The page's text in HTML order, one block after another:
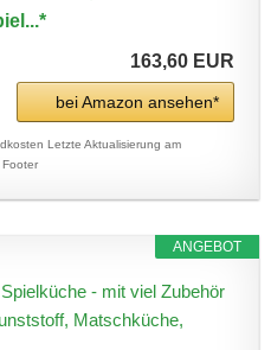
163,60 EUR
bei Amazon ansehen*
Letzte Aktualisierung am
ANGEBOT